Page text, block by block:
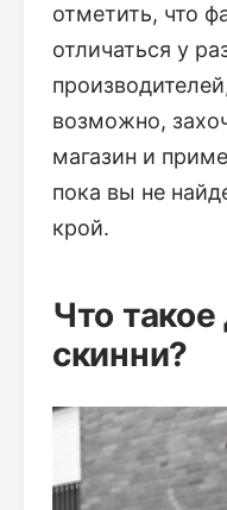
отметить, что
отличаться у
возможно,
магазин и
пока вы не
крой.
Что
скинни?